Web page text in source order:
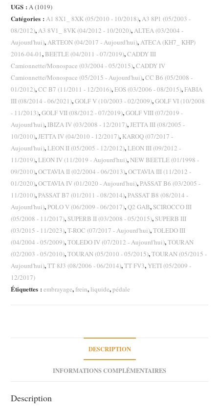
Audi
A3
(8P)
VW
Golf
VI
VII
Passat
B6
B7
UGS :A (1019)
Catégories :A1 8X1_ 8XK (05/2010 - 10/2018),A3 8P1 (05/2003 -
08/2012),A3 8V1_ 8VK (04/2012 - 10/2020),ALTEA (03/2004 -
Aujourd'hui),ARTEON (04/2017 - Aujourd'hui),ATECA (KH7_ KHP)
2016-04-01, BEETLE (04/2011 - 07/2019),CADDY III
Camionnette/Monospace (03/2004 - 05/2015),CADDY IV
Camionnette/Monospace (05/2015 - Aujourd'hui),CC B6 (05/2008 -
01/2012),CC B7 (11/2011 - 12/2016),EOS (03/2006 - 08/2015),FABIA
III (08/2014 - 06/2021),GOLF V (10/2003 - 02/2009),GOLF VI (10/2008
- 11/2013),GOLF VII (08/2012 - 07/2019),GOLF VIII (07/2019 -
Aujourd'hui), IBIZA IV (03/2008 - 12/2017),JETTA III (08/2005 -
10/2010),JETTA IV (04/2010 - 12/2017), KAROQ (07/2017 -
Aujourd'hui),LEON II (05/2005 - 12/2012),LEON III (09/2012 -
11/2019),LEON IV (11/2019 - Aujourd'hui),NEW BEETLE (01/1998 -
09/2010),OCTAVIA II (02/2004 - 06/2013),OCTAVIA III (11/2012 -
01/2020),OCTAVIA IV (01/2020 - Aujourd'hui), PASSAT B6 (03/2005 -
11/2010), PASSAT B7 (01/2011 - 08/2014), PASSAT B8 (08/2014 -
Aujourd'hui), POLO V (06/2009 - 06/2017),Q2 GAB,SCIROCCO III
(05/2008 - 11/2017),SUPERB II (03/2008 - 05/2015),SUPERB III
(03/2015 - 11/2023),T-ROC (07/2017 - Aujourd'hui),TOLEDO III
(04/2004 - 05/2009),TOLEDO IV (07/2012 - Aujourd'hui),TOURAN
(02/2003 - 05/2010),TOURAN (05/2010 - 05/2015),TOURAN (05/2015 -
Aujourd'hui),TT 8J3 (08/2006 - 06/2014),TT FV3, YETI (05/2009 -
12/2017)
Étiquettes :embrayage,frein, liquide,pédale
DESCRIPTION
INFORMATIONS COMPLÉMENTAIRES
Description